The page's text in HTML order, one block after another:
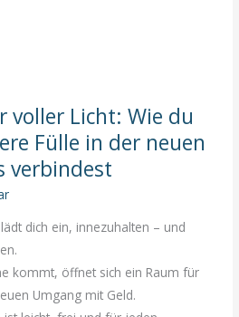
voller Licht: Wie du
Fülle in der neuen
verbindest
dich ein, innezuhalten – und
kommt, öffnet sich ein Raum für
Umgang mit Geld.